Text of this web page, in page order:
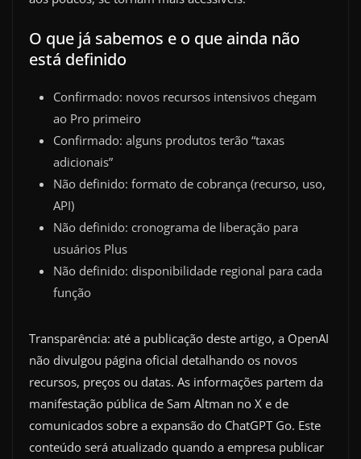
O que já sabemos e o que ainda não
está definido
Confirmado: novos recursos intensivos chegam
ao Pro primeiro
Confirmado: alguns produtos terão “taxas
adicionais”
Não definido: formato de cobrança (recurso, uso,
API)
Não definido: cronograma de liberação para
usuários Plus
Não definido: disponibilidade regional para cada
função
Transparência: até a publicação deste artigo, a OpenAI
não divulgou página oficial detalhando os novos
recursos, preços ou datas. As informações partem da
manifestação pública de Sam Altman no X e de
comunicados sobre a expansão do ChatGPT Go. Este
conteúdo será atualizado quando a empresa publicar